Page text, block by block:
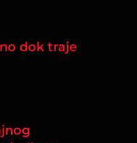
dok traje